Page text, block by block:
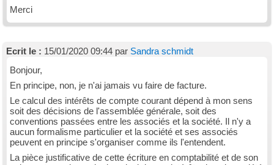
Merci
Ecrit le : 15/01/2020 09:44 par Sandra schmidt
Bonjour,
En principe, non, je n'ai jamais vu faire de facture.
Le calcul des intérêts de compte courant dépend à mon sens
soit des décisions de l'assemblée générale, soit des
conventions passées entre les associés et la société. Il n'y a
aucun formalisme particulier et la société et ses associés
peuvent en principe s'organiser comme ils l'entendent.
La pièce justificative de cette écriture en comptabilité et de son